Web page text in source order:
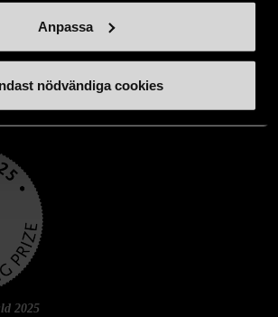
Anpassa
nödvändiga cookies
2025